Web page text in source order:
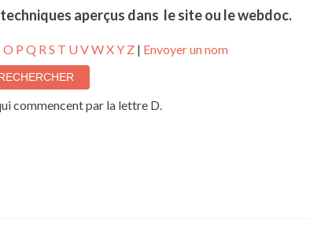
aperçus dans le site ou le webdoc.
O P Q RS T UVWXY Z | Envoyer un nom
commencent par la lettre D.